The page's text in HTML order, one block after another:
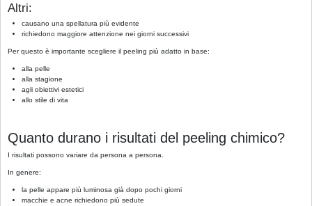
Altri:
causano una spellatura più evidente
richiedono maggiore attenzione nei giorni successivi
Per questo è importante scegliere il peeling più adatto in base:
alla pelle
alla stagione
agli obiettivi estetici
allo stile di vita
Quanto durano i risultati del peeling chimico?
I risultati possono variare da persona a persona.
In genere:
la pelle appare più luminosa già dopo pochi giorni
macchie e acne richiedono più sedute